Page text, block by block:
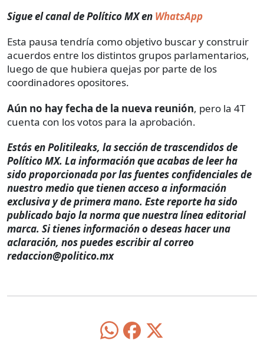
Sigue el canal de Político MX en WhatsApp
Esta pausa tendría como objetivo buscar y construir
acuerdos entre los distintos grupos parlamentarios,
luego de que hubiera quejas por parte de los
coordinadores opositores.
Aún no hay fecha de la nueva reunión, pero la 4T
cuenta con los votos para la aprobación.
Estás en Politileaks, la sección de trascendidos de
Político MX. La información que acabas de leer ha
sido proporcionada por las fuentes confidenciales de
nuestro medio que tienen acceso a información
exclusiva y de primera mano. Este reporte ha sido
publicado bajo la norma que nuestra línea editorial
marca. Si tienes información o deseas hacer una
aclaración, nos puedes escribir al correo
redaccion@politico.mx